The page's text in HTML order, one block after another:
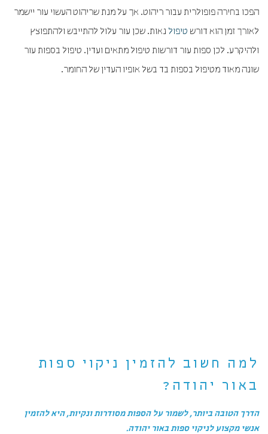
הפכו בחירה פופולרית עבור ריהוט. אך על מנת שריהוט העשוי עור יישמר
לאורך זמן הוא דורש טיפול נאות. שכן עור עלול להתייבש ולהתפוצץ
ולהיקרע. לכן ספות עור דורשות טיפול מתאים ועדין. טיפול בספות עור
שונה מאוד מטיפול בספות בד בשל אופיו העדין של החומר.
למה חשוב להזמין ניקוי ספות
באור יהודה?
הדרך הטובה ביותר, לשמור על הספות מסודרות ונקיות, היא להזמין
אנשי מקצוע לניקוי ספות באור יהודה.